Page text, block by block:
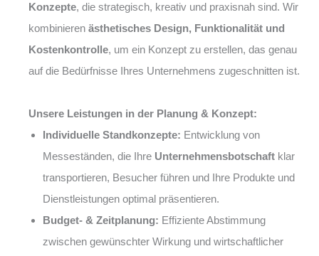
Konzepte, die strategisch, kreativ und praxisnah sind. Wir
kombinieren ästhetisches Design, Funktionalität und
Kostenkontrolle, um ein Konzept zu erstellen, das genau
auf die Bedürfnisse Ihres Unternehmens zugeschnitten ist.
Unsere Leistungen in der Planung & Konzept:
Individuelle Standkonzepte: Entwicklung von
Messeständen, die Ihre Unternehmensbotschaft klar
transportieren, Besucher führen und Ihre Produkte und
Dienstleistungen optimal präsentieren.
Budget- & Zeitplanung: Effiziente Abstimmung
zwischen gewünschter Wirkung und wirtschaftlicher